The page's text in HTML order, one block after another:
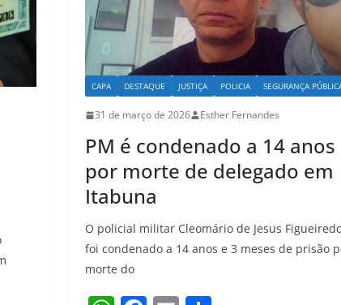
CAPA DESTAQUE JUSTIÇA POLICIA SEGURANÇA
31 de março de 2026 Esther Fernandes
PM é condenado a 14 anos
por morte de delegado em
Itabuna
O policial militar Cleomário de Jesus
foi condenado a 14 anos e 3 meses de prisão
morte do